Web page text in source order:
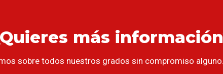
más
sobre todos nuestros grados sin compromiso